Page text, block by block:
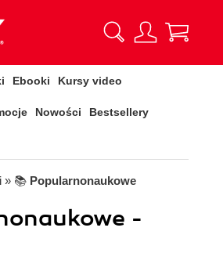
Ebooki Kursy video
Nowości Bestsellery
» 📚 Popularnonaukowe
-